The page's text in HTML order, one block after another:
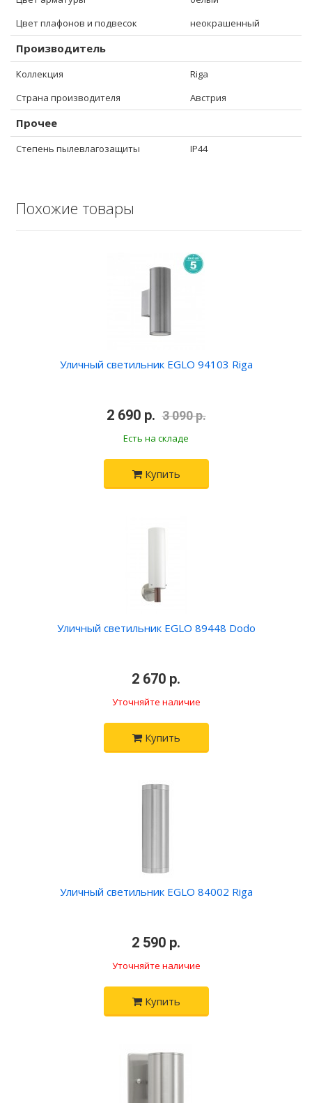
Цвет плафонов и подвесок
неокрашенный
Производитель
Коллекция
Riga
Страна производителя
Австрия
Прочее
Степень пылевлагозащиты IP44
Похожие товары
Уличный светильник EGLO 94103 Riga
2 690 р. 3 090 р.
Есть на складе
Купить
Уличный светильник EGLO 89448 Dodo
2 670 р.
Уточняйте наличие
Купить
Уличный светильник EGLO 84002 Riga
2 590 р.
Уточняйте наличие
Купить